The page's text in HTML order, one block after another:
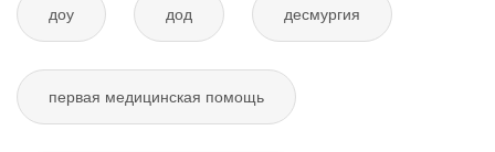
доу дод десмургия
первая медицинская помощь